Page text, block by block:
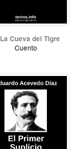
La Cueva del Tigre
Cuento